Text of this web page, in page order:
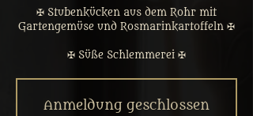
✠ Stubenkücken aus dem Rohr mit
Gartengemüse und Rosmarinkartoffeln ✠
✠ Süße Schlemmerei ✠
Anmeldung geschlossen